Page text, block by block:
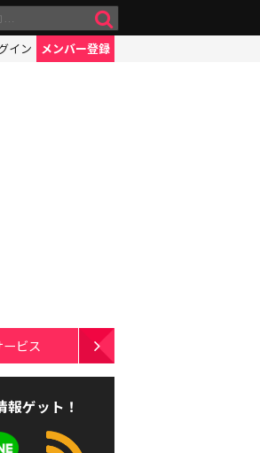
イン メンバー登録
ビス
ゲット！